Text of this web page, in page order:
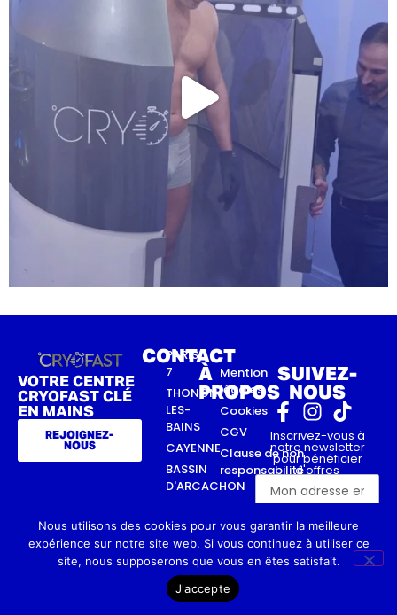
VOTRE CENTRE
CRYOFAST CLÉ
EN MAINS
REJOIGNEZ-
NOUS
CONTACT
PARIS
7
THONON-
LES-
BAINS
CAYENNE
BASSIN
D'ARCACHON
À
PROPOS
Mention
légales
Cookies
CGV
Clause de non
responsabilité
SUIVEZ-
NOUS
Inscrivez-vous à
notre newsletter
pour bénéficier
d'offres
exceptionnelles
JE
M'INSCRIS !
Nous utilisons des cookies pour vous garantir la meilleure
expérience sur notre site web. Si vous continuez à utiliser ce
site, nous supposerons que vous en êtes satisfait.
J'accepte